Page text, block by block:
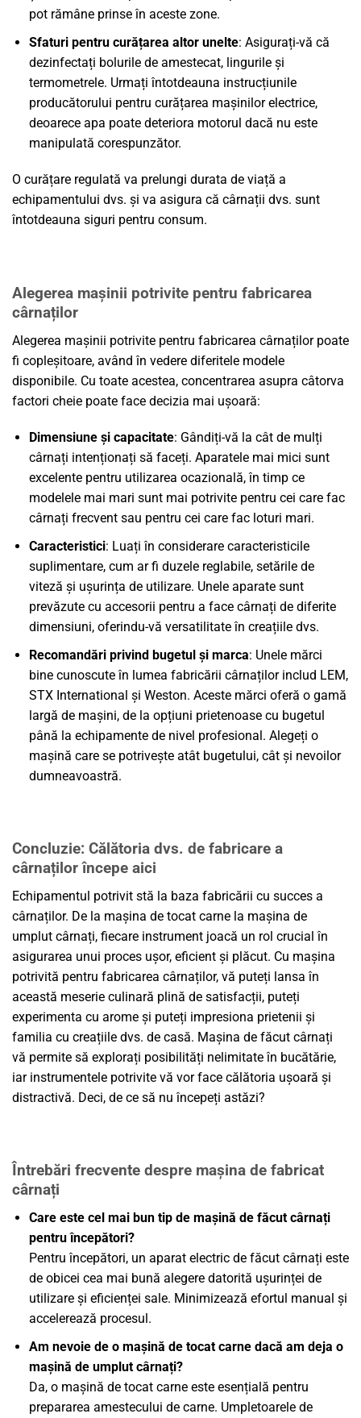
pot rămâne prinse în aceste zone.
Sfaturi pentru curățarea altor unelte: Asigurați-vă că
dezinfectați bolurile de amestecat, lingurile și
termometrele. Urmați întotdeauna instrucțiunile
producătorului pentru curățarea mașinilor electrice,
deoarece apa poate deteriora motorul dacă nu este
manipulată corespunzător.
O curățare regulată va prelungi durata de viață a
echipamentului dvs. și va asigura că cârnații dvs. sunt
întotdeauna siguri pentru consum.
Alegerea mașinii potrivite pentru fabricarea
cârnaților
Alegerea mașinii potrivite pentru fabricarea cârnaților poate
fi copleșitoare, având în vedere diferitele modele
disponibile. Cu toate acestea, concentrarea asupra câtorva
factori cheie poate face decizia mai ușoară:
Dimensiune și capacitate: Gândiți-vă la cât de mulți
cârnați intenționați să faceți. Aparatele mai mici sunt
excelente pentru utilizarea ocazională, în timp ce
modelele mai mari sunt mai potrivite pentru cei care fac
cârnați frecvent sau pentru cei care fac loturi mari.
Caracteristici: Luați în considerare caracteristicile
suplimentare, cum ar fi duzele reglabile, setările de
viteză și ușurința de utilizare. Unele aparate sunt
prevăzute cu accesorii pentru a face cârnați de diferite
dimensiuni, oferindu-vă versatilitate în creațiile dvs.
Recomandări privind bugetul și marca: Unele mărci
bine cunoscute în lumea fabricării cârnaților includ LEM,
STX International și Weston. Aceste mărci oferă o gamă
largă de mașini, de la opțiuni prietenoase cu bugetul
până la echipamente de nivel profesional. Alegeți o
mașină care se potrivește atât bugetului, cât și nevoilor
dumneavoastră.
Concluzie: Călătoria dvs. de fabricare a
cârnaților începe aici
Echipamentul potrivit stă la baza fabricării cu succes a
cârnaților. De la mașina de tocat carne la mașina de
umplut cârnați, fiecare instrument joacă un rol crucial în
asigurarea unui proces ușor, eficient și plăcut. Cu mașina
potrivită pentru fabricarea cârnaților, vă puteți lansa în
această meserie culinară plină de satisfacții, puteți
experimenta cu arome și puteți impresiona prietenii și
familia cu creațiile dvs. de casă. Mașina de făcut cârnați
vă permite să explorați posibilități nelimitate în bucătărie,
iar instrumentele potrivite vă vor face călătoria ușoară și
distractivă. Deci, de ce să nu începeți astăzi?
Întrebări frecvente despre mașina de fabricat
cârnați
Care este cel mai bun tip de mașină de făcut cârnați
pentru începători?
Pentru începători, un aparat electric de făcut cârnați este
de obicei cea mai bună alegere datorită ușurinței de
utilizare și eficienței sale. Minimizează efortul manual și
accelerează procesul.
Am nevoie de o mașină de tocat carne dacă am deja o
mașină de umplut cârnați?
Da, o mașină de tocat carne este esențială pentru
prepararea amestecului de carne. Umpletoarele de